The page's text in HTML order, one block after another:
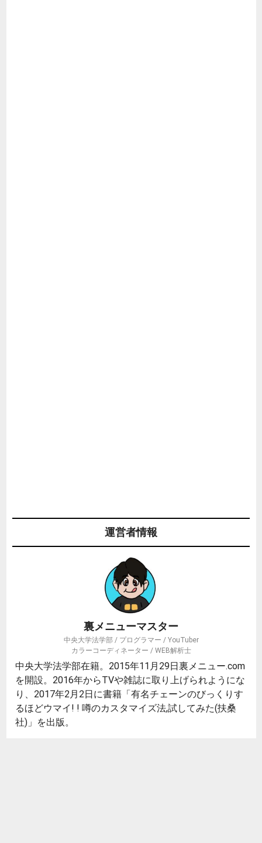
運営者情報
裏メニューマスター
中央大学法学部 / プログラマー / YouTuber
カラーコーディネーター / WEB解析士
中央大学法学部在籍。2015年11月29日裏メニュー.com
を開設。2016年からTVや雑誌に取り上げられようにな
り、2017年2月2日に書籍「有名チェーンのびっくりす
るほどウマイ! ! 噂のカスタマイズ法,試してみた(扶桑
社)」を出版。